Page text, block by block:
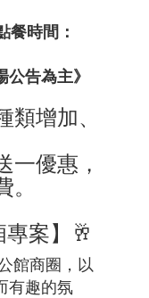
餐時間：
公告為主》
類增加、
一優惠，
案】🥂
館商圈，以
有趣的氛